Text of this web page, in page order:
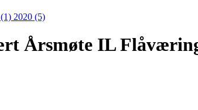
2020 (5)
Årsmøte IL